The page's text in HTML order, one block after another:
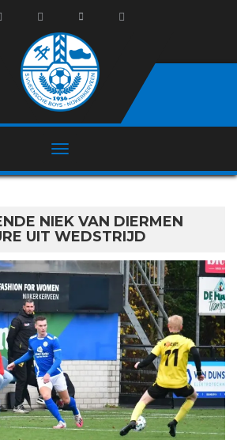
NIEK VAN DIERMEN
UIT WEDSTRIJD